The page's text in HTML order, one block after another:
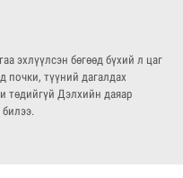
эхлүүлсэн бөгөөд бүхий л цаг
почки, түүний дагалдах
төдийгүй Дэлхийн даяар